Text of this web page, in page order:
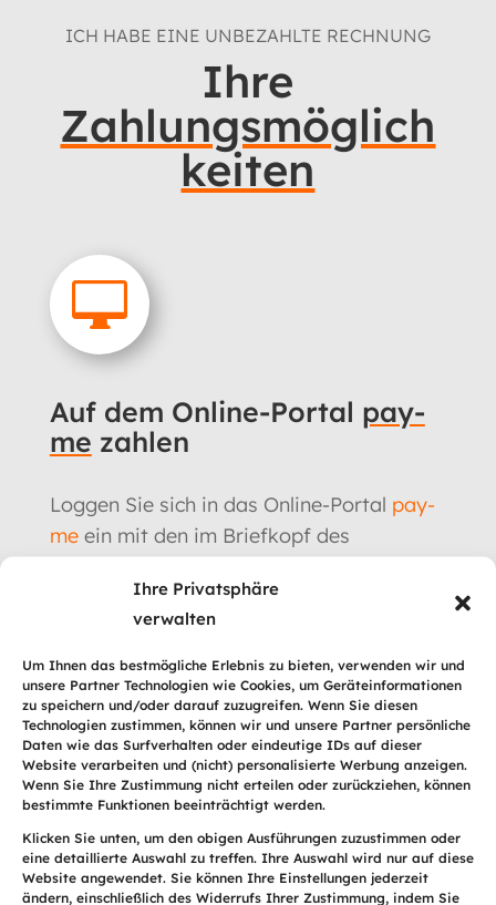
Ihre Privatsphäre
verwalten
Um Ihnen das bestmögliche Erlebnis zu bieten, verwenden wir und
unsere Partner Technologien wie Cookies, um Geräteinformationen
zu speichern und/oder darauf zuzugreifen. Wenn Sie diesen
Technologien zustimmen, können wir und unsere Partner persönliche
Daten wie das Surfverhalten oder eindeutige IDs auf dieser
Website verarbeiten und (nicht) personalisierte Werbung anzeigen.
Wenn Sie Ihre Zustimmung nicht erteilen oder zurückziehen, können
bestimmte Funktionen beeinträchtigt werden.
Klicken Sie unten, um den obigen Ausführungen zuzustimmen oder
eine detaillierte Auswahl zu treffen. Ihre Auswahl wird nur auf diese
Website angewendet. Sie können Ihre Einstellungen jederzeit
ändern, einschließlich des Widerrufs Ihrer Zustimmung, indem Sie
ICH HABE EINE UNBEZAHLTE RECHNUNG
Ihre
Zahlungsmöglich
keiten

Auf dem Online-Portal pay-
me zahlen
Loggen Sie sich in das Online-Portal pay-
meein mit den im Briefkopf des
Informationen (Ihre Debitorennummer
und Ihr Passwort).
Sie können per Kreditkarte, TWINT,
PayPal, PostFinance oder QR-Rechnung
zahlen.
Einloggen auf pay-me